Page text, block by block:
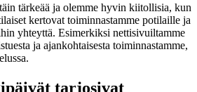
tärkeää ja olemme hyvin kiitollisia, kun
kertovat toiminnastamme potilaille ja
yhteyttä. Esimerkiksi nettisivuiltamme
ja ajankohtaisesta toiminnastamme,
tarjosivat